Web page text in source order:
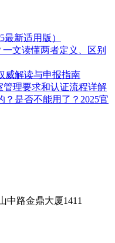
最新适用版）
文读懂两者定义、区别
威解读与申报指南
管理要求和认证流程详解
？是否不能用了？2025官
中路金鼎大厦1411